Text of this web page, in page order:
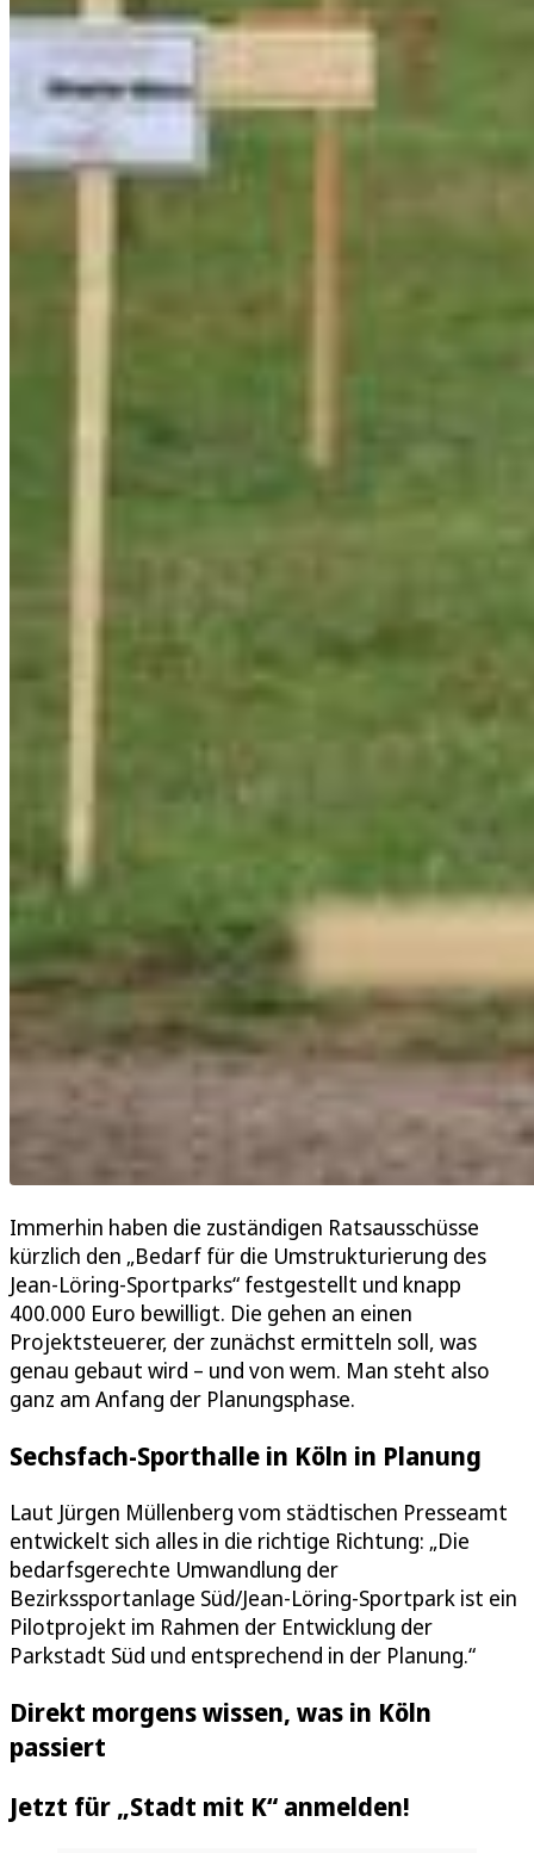
Immerhin haben die zuständigen Ratsausschüsse
kürzlich den „Bedarf für die Umstrukturierung des
Jean-Löring-Sportparks“ festgestellt und knapp
400.000 Euro bewilligt. Die gehen an einen
Projektsteuerer, der zunächst ermitteln soll, was
genau gebaut wird – und von wem. Man steht also
ganz am Anfang der Planungsphase.
Sechsfach-Sporthalle in Köln in Planung
Laut Jürgen Müllenberg vom städtischen Presseamt
entwickelt sich alles in die richtige Richtung: „Die
bedarfsgerechte Umwandlung der
Bezirkssportanlage Süd/Jean-Löring-Sportpark ist ein
Pilotprojekt im Rahmen der Entwicklung der
Parkstadt Süd und entsprechend in der Planung.“
Direkt morgens wissen, was in Köln
passiert
Jetzt für „Stadt mit K“ anmelden!